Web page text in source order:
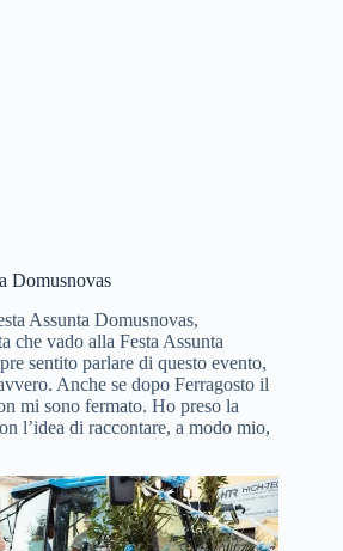
Domusnovas
Assunta Domusnovas,
che vado alla Festa Assunta
sentito parlare di questo evento,
Anche se dopo Ferragosto il
mi sono fermato. Ho preso la
l’idea di raccontare, a modo mio,